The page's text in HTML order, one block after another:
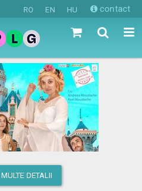
RO EN HU contact
DETALII